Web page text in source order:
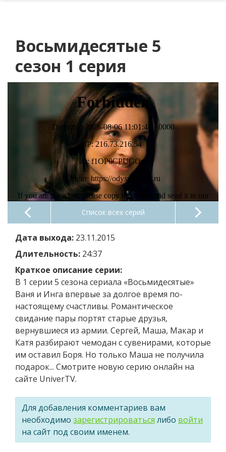
Восьмидесятые 5
сезон 1 серия
Список всех серий
Дата выхода: 23.11.2015
Длительность: 24:37
Краткое описание серии:
В 1 серии 5 сезона сериала «Восьмидесятые»
Ваня и Инга впервые за долгое время по-
настоящему счастливы. Романтическое
свидание пары портят старые друзья,
вернувшиеся из армии. Сергей, Маша, Макар и
Катя разбирают чемодан с сувенирами, которые
им оставил Боря. Но только Маша не получила
подарок... Смотрите новую серию онлайн на
сайте UniverTV.
Для добавления комментариев вам
необходимо зарегистрироваться либо войти
на сайт под своим именем.